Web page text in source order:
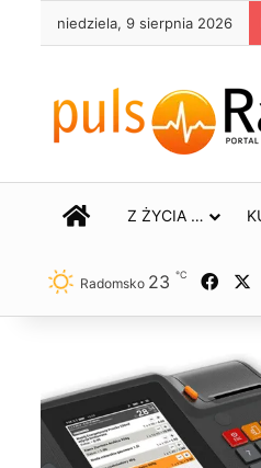
niedziela, 9 sierpnia 2026
STRONA GŁÓWNA
Z ŻYCIA …
Radomsko 23 ℃